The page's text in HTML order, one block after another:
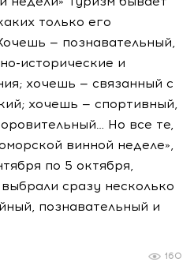
только его
— познавательный,
исторические и
хочешь — связанный с
хочешь — спортивный,
Но все те,
винной неделе»,
по 5 октября,
сразу несколько
познавательный и
160